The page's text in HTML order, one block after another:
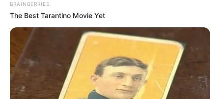
(foto: pinterest)
2. Warna polos memang paling mudah dikreasikan,
hanya dengan menempelkan bunga di bagian depan
sudah cukup bagus
BRAINBERRIES
The Best Tarantino Movie Yet